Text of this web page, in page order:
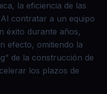
la eficiencia de las
contratar a un equipo
éxito durante años,
efecto, omitiendo la
de la construcción de
los plazos de